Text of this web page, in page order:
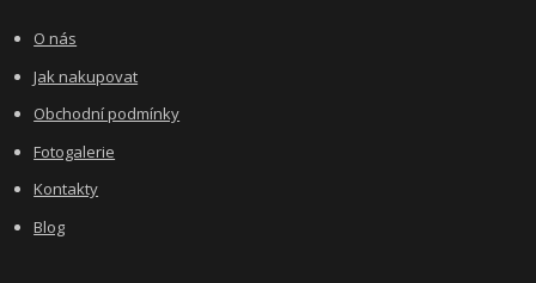
O nás
Jak nakupovat
Obchodní podmínky
Fotogalerie
Kontakty
Blog